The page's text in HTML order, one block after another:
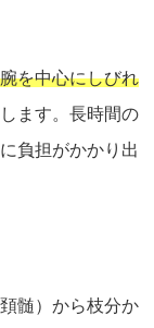
を中心にしびれ
ます。長時間の
負担がかかり出
髄）から枝分か